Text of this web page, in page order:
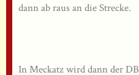
dann ab raus an die Strecke.
In Meckatz wird dann der